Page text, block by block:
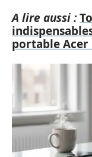
A lire aussi :
portable Acer